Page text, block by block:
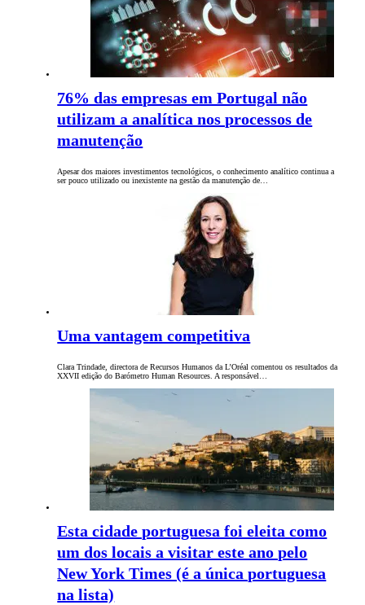
76% das empresas em Portugal não
utilizam a analítica nos processos de
manutenção
Apesar dos maiores investimentos tecnológicos, o conhecimento analítico continua a
ser pouco utilizado ou inexistente na gestão da manutenção de…
Uma vantagem competitiva
Clara Trindade, directora de Recursos Humanos da L’Oréal comentou os resultados da
XXVII edição do Barómetro Human Resources. A responsável…
Esta cidade portuguesa foi eleita como
um dos locais a visitar este ano pelo
New York Times (é a única portuguesa
na lista)